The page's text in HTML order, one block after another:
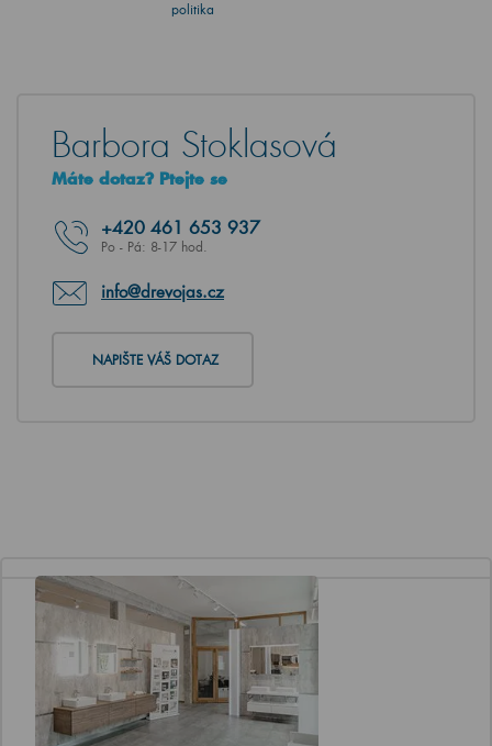
politika
Barbora Stoklasová
Máte dotaz? Ptejte se
+420 461 653 937
Po - Pá: 8-17 hod.
info@drevojas.cz
NAPIŠTE VÁŠ DOTAZ